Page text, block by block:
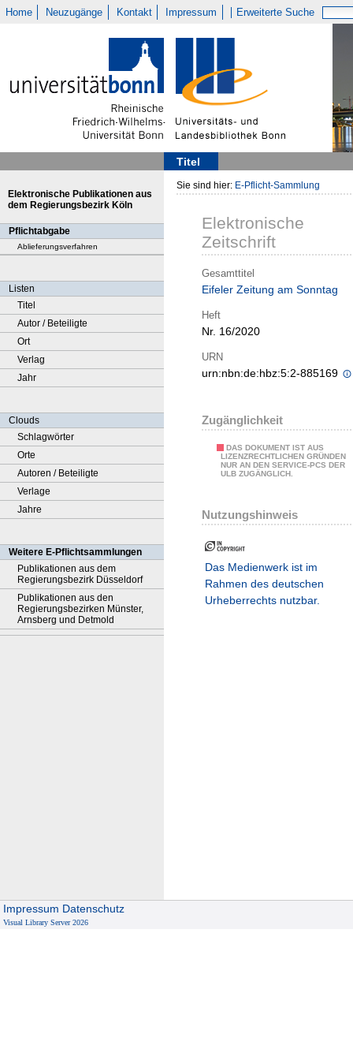
Home Neuzugänge Kontakt Impressum Erweiterte Suche
Titel
Elektronische Publikationen aus
dem Regierungsbezirk Köln
Pflichtabgabe
Ablieferungsverfahren
Listen
Titel
Autor / Beteiligte
Ort
Verlag
Jahr
Clouds
Schlagwörter
Orte
Autoren / Beteiligte
Verlage
Jahre
Weitere E-Pflichtsammlungen
Publikationen aus dem
Regierungsbezirk Düsseldorf
Publikationen aus den
Regierungsbezirken Münster,
Arnsberg und Detmold
Sie sind hier: E-Pflicht-Sammlung
Elektronische
Zeitschrift
Gesamttitel
Eifeler Zeitung am Sonntag
Heft
Nr. 16/2020
URN
urn:nbn:de:hbz:5:2-885169
Zugänglichkeit
DAS DOKUMENT IST AUS
LIZENZRECHTLICHEN GRÜNDEN
NUR AN DEN SERVICE-PCS DER
ULB ZUGÄNGLICH.
Nutzungshinweis
Das Medienwerk ist im
Rahmen des deutschen
Urheberrechts nutzbar.
Impressum Datenschutz
Visual Library Server 2026